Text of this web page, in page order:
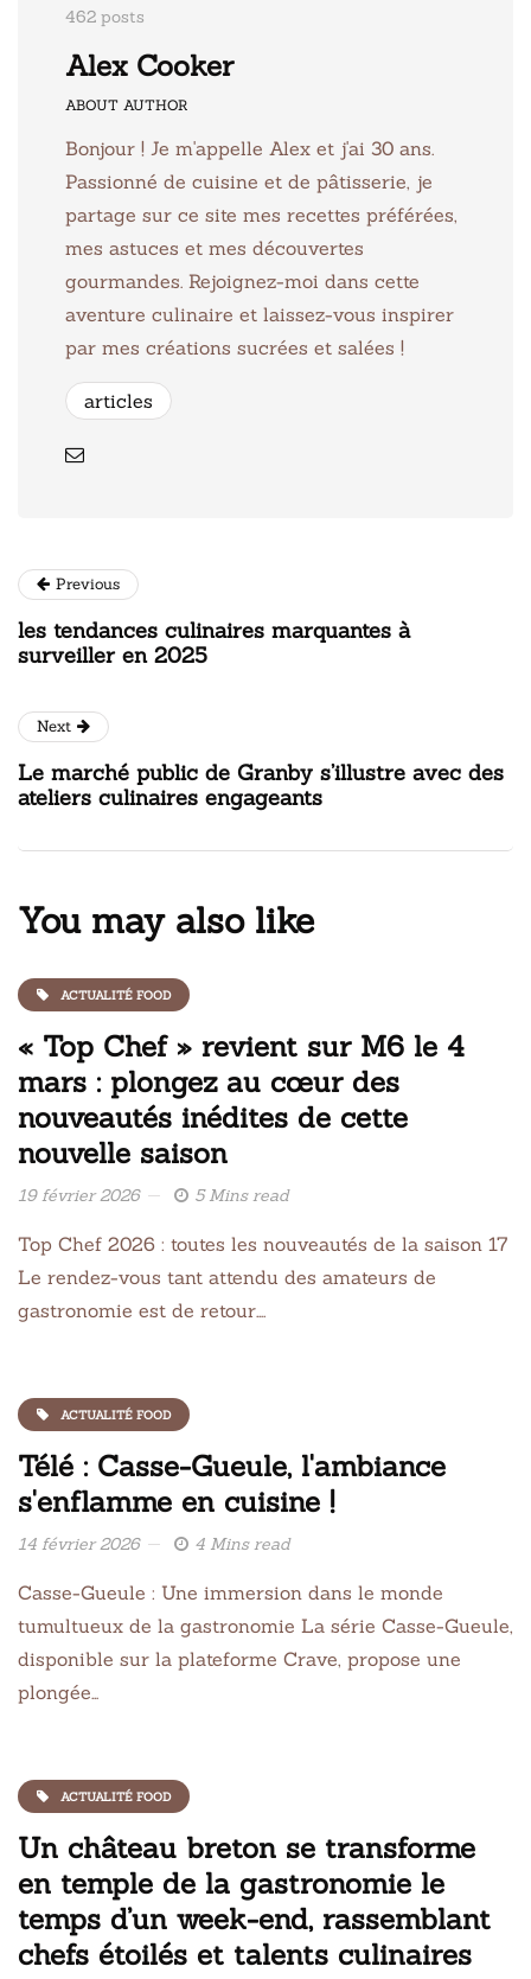
462 posts
Alex Cooker
ABOUT AUTHOR
Bonjour ! Je m'appelle Alex et j'ai 30 ans.
Passionné de cuisine et de pâtisserie, je
partage sur ce site mes recettes préférées,
mes astuces et mes découvertes
gourmandes. Rejoignez-moi dans cette
aventure culinaire et laissez-vous inspirer
par mes créations sucrées et salées !
articles
Previous
les tendances culinaires marquantes à
surveiller en 2025
Next
Le marché public de Granby s’illustre avec des
ateliers culinaires engageants
You may also like
ACTUALITÉ FOOD
« Top Chef » revient sur M6 le 4
mars : plongez au cœur des
nouveautés inédites de cette
nouvelle saison
19 février 2026 5 Mins read
Top Chef 2026 : toutes les nouveautés de la saison 17
Le rendez-vous tant attendu des amateurs de
gastronomie est de retour….
ACTUALITÉ FOOD
Télé : Casse-Gueule, l'ambiance
s'enflamme en cuisine !
14 février 2026 4 Mins read
Casse-Gueule : Une immersion dans le monde
tumultueux de la gastronomie La série Casse-Gueule,
disponible sur la plateforme Crave, propose une
plongée…
ACTUALITÉ FOOD
Un château breton se transforme
en temple de la gastronomie le
temps d’un week-end, rassemblant
chefs étoilés et talents culinaires